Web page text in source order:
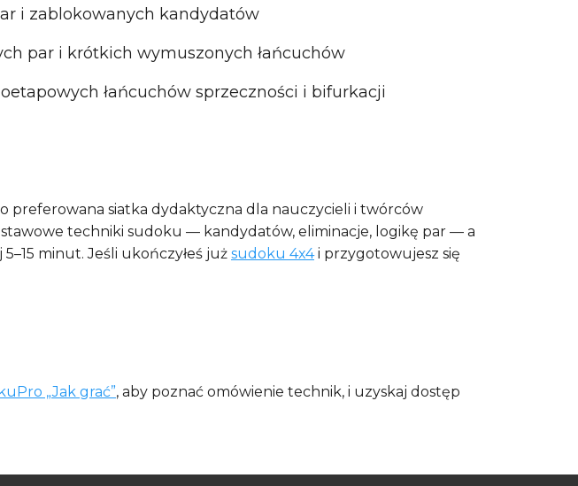
i zablokowanych kandydatów
par i krótkich wymuszonych łańcuchów
łańcuchów sprzeczności i bifurkacji
preferowana siatka dydaktyczna dla nauczycieli i twórców
techniki sudoku — kandydatów, eliminacje, logikę par — a
minut. Jeśli ukończyłeś już sudoku 4x4i przygotowujesz się
„Jak grać”, aby poznać omówienie technik, i uzyskaj dostęp